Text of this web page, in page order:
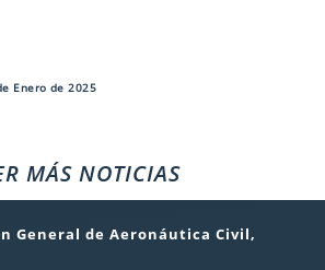
Enero de 2025
MÁS NOTICIAS
General de Aeronáutica Civil,